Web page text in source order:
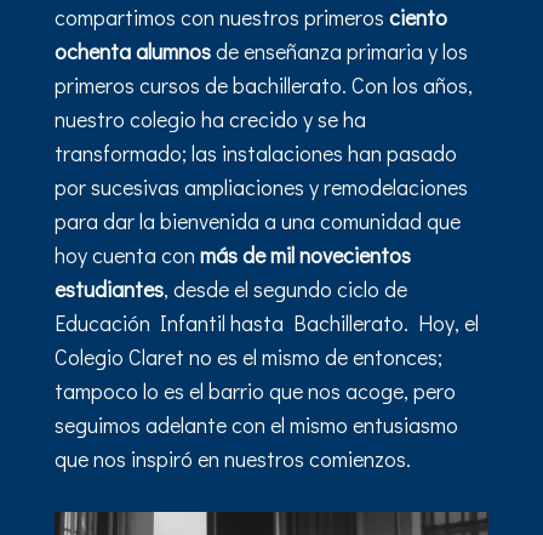
compartimos con nuestros primeros ciento
ochenta alumnosde enseñanza primaria y los
primeros cursos de bachillerato. Con los años,
nuestro colegio ha crecido y se ha
transformado; las instalaciones han pasado
por sucesivas ampliaciones y remodelaciones
para dar la bienvenida a una comunidad que
hoy cuenta con más de mil novecientos
estudiantes, desde el segundo ciclo de
Educación Infantil hasta Bachillerato. Hoy, el
Colegio Claret no es el mismo de entonces;
tampoco lo es el barrio que nos acoge, pero
seguimos adelante con el mismo entusiasmo
que nos inspiró en nuestros comienzos.